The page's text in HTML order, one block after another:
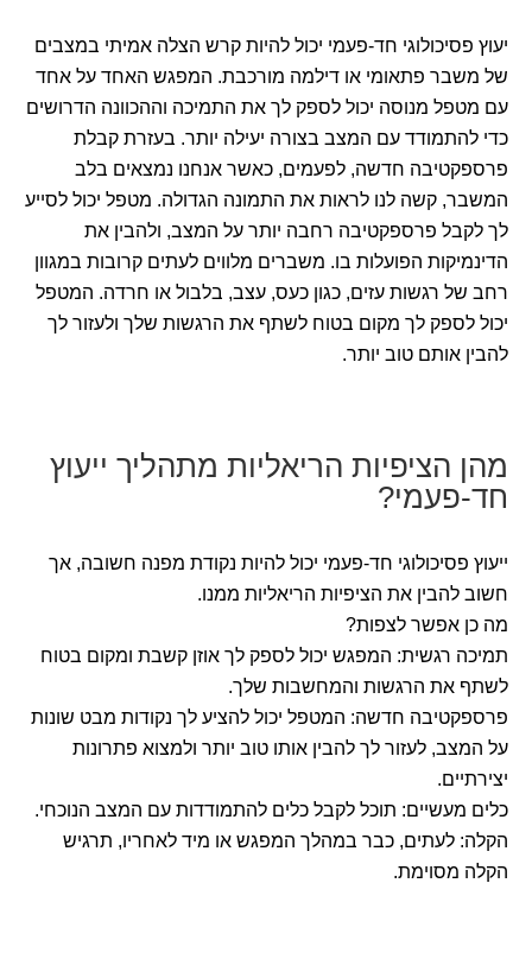
יעוץ פסיכולוגי חד-פעמי יכול להיות קרש הצלה אמיתי במצבים
של משבר פתאומי או דילמה מורכבת. המפגש האחד על אחד
עם מטפל מנוסה יכול לספק לך את התמיכה וההכוונה הדרושים
כדי להתמודד עם המצב בצורה יעילה יותר. בעזרת קבלת
פרספקטיבה חדשה, לפעמים, כאשר אנחנו נמצאים בלב
המשבר, קשה לנו לראות את התמונה הגדולה. מטפל יכול לסייע
לך לקבל פרספקטיבה רחבה יותר על המצב, ולהבין את
הדינמיקות הפועלות בו. משברים מלווים לעתים קרובות במגוון
רחב של רגשות עזים, כגון כעס, עצב, בלבול או חרדה. המטפל
יכול לספק לך מקום בטוח לשתף את הרגשות שלך ולעזור לך
להבין אותם טוב יותר.
מהן הציפיות הריאליות מתהליך ייעוץ
חד-פעמי?
ייעוץ פסיכולוגי חד-פעמי יכול להיות נקודת מפנה חשובה, אך
חשוב להבין את הציפיות הריאליות ממנו.
מה כן אפשר לצפות?
תמיכה רגשית: המפגש יכול לספק לך אוזן קשבת ומקום בטוח
לשתף את הרגשות והמחשבות שלך.
פרספקטיבה חדשה: המטפל יכול להציע לך נקודות מבט שונות
על המצב, לעזור לך להבין אותו טוב יותר ולמצוא פתרונות
יצירתיים.
כלים מעשיים: תוכל לקבל כלים להתמודדות עם המצב הנוכחי.
הקלה: לעתים, כבר במהלך המפגש או מיד לאחריו, תרגיש
הקלה מסוימת.